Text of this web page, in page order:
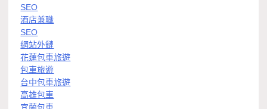
SEO
酒店兼職
SEO
網站外鏈
花蓮包車旅遊
包車旅遊
台中包車旅遊
高雄包車